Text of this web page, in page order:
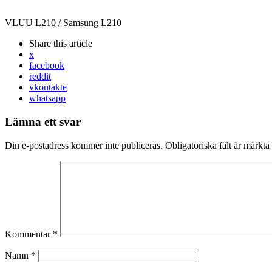
VLUU L210 / Samsung L210
Share this article
x
facebook
reddit
vkontakte
whatsapp
Lämna ett svar
Din e-postadress kommer inte publiceras. Obligatoriska fält är märkta
Kommentar *
Namn *